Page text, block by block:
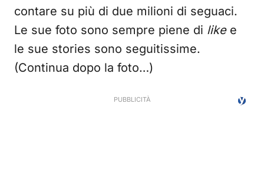
contare su più di due milioni di seguaci.
Le sue foto sono sempre piene di likee
le sue stories sono seguitissime.
(Continua dopo la foto…)